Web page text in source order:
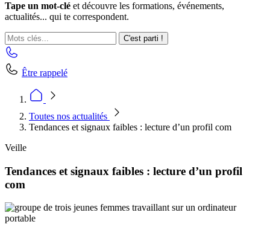
Tape un mot-clé et découvre les formations, événements,
actualités... qui te correspondent.
C'est parti !
Être rappelé
Toutes nos actualités
Tendances et signaux faibles : lecture d’un profil com
Veille
Tendances et signaux faibles : lecture d’un profil
com